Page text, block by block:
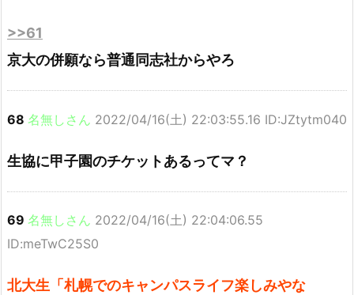
>>61
京大の併願なら普通同志社からやろ
68 名無しさん 2022/04/16(土) 22:03:55.16 ID:JZtytm040
生協に甲子園のチケットあるってマ？
69 名無しさん 2022/04/16(土) 22:04:06.55
ID:meTwC25S0
北大生「札幌でのキャンパスライフ楽しみやな